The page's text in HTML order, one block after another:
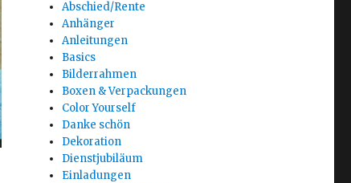
Abschied/Rente
Anhänger
Anleitungen
Basics
Bilderrahmen
Boxen & Verpackungen
Color Yourself
Danke schön
Dekoration
Dienstjubiläum
Einladungen